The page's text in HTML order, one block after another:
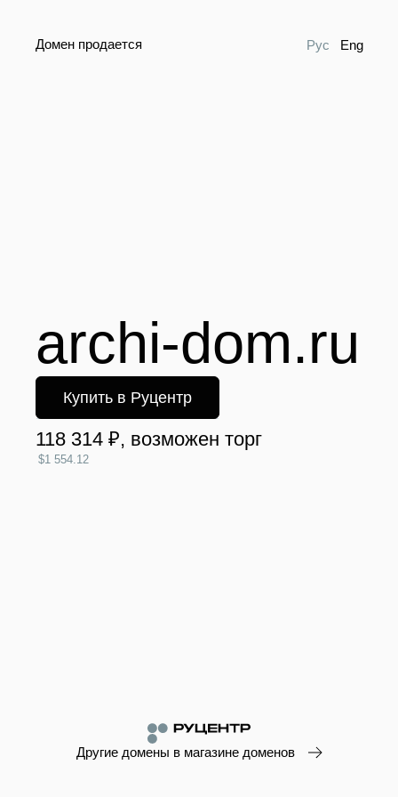
Домен продается Рус Eng
archi-dom.ru
Купить в Руцентр
118 314 ₽, возможен торг
$1 554.12
Другие домены в магазине доменов